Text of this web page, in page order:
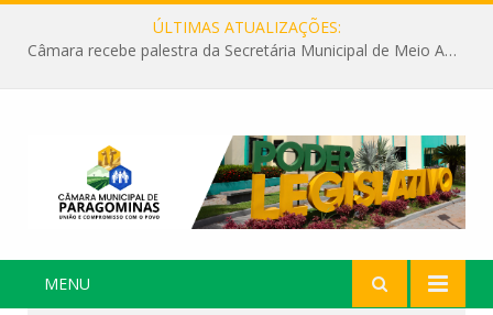
ÚLTIMAS ATUALIZAÇÕES:
Câmara recebe palestra da Secretária Municipal de Meio Ambiente sobre as ações da “SEMANA DO MEIO AMBIENTE”
MENU